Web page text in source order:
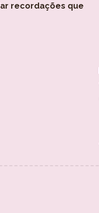
recordações que